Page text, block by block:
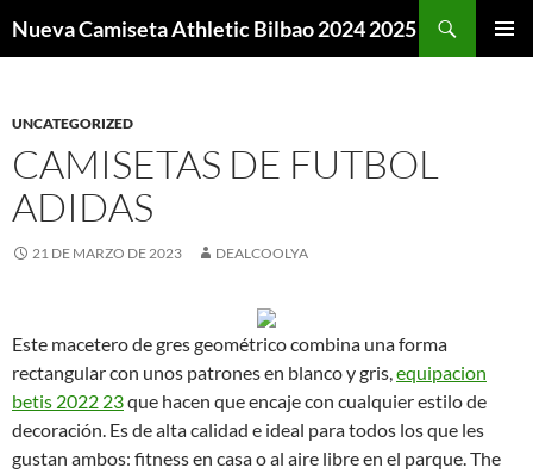
Nueva Camiseta Athletic Bilbao 2024 2025
UNCATEGORIZED
CAMISETAS DE FUTBOL
ADIDAS
21 DE MARZO DE 2023 DEALCOOLYA
Este macetero de gres geométrico combina una forma
rectangular con unos patrones en blanco y gris,equipacion
betis 2022 23que hacen que encaje con cualquier estilo de
decoración. Es de alta calidad e ideal para todos los que les
gustan ambos: fitness en casa o al aire libre en el parque. The